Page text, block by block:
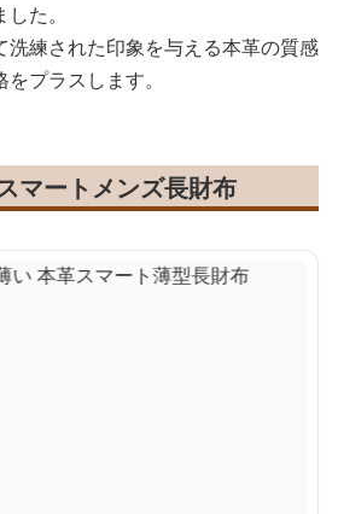
た。
洗練された印象を与える本革の質感
プラスします。
マートメンズ長財布